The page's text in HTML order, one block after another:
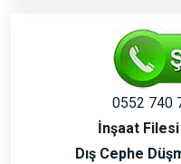
0552 740
İnşaat Filesi
Dış Cephe